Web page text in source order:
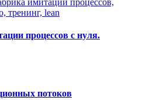
процессов с нуля.
потоков